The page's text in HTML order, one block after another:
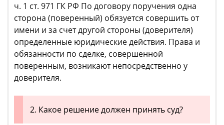
ч. 1 ст. 971 ГК РФ По договору поручения одна
сторона (поверенный) обязуется совершить от
имени и за счет другой стороны (доверителя)
определенные юридические действия. Права и
обязанности по сделке, совершенной
поверенным, возникают непосредственно у
доверителя.
2. Какое решение должен принять суд?